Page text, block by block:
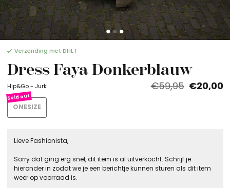
Verzending met DHL !
Dress Faya Donkerblauw
Hip&Go - Jurk €59,95 €20,00
ONESIZE
Lieve Fashionista,
Sorry dat ging erg snel, dit item is al uitverkocht. Schrijf je
hieronder in zodat we je een berichtje kunnen sturen als dit item
weer op voorraad is.